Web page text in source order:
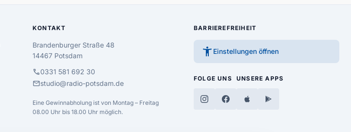
KONTAKT
Brandenburger Straße 48
14467 Potsdam
call0331 581 692 30
mailstudio@radio-potsdam.de
Eine Gewinnabholung ist von Montag – Freitag
08.00 Uhr bis 18.00 Uhr möglich.
BARRIEREFREIHEIT
accessibility_new Einstellungen öffnen
FOLGE UNS UNSERE APPS